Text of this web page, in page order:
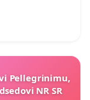
Pellegrinimu,
NR SR